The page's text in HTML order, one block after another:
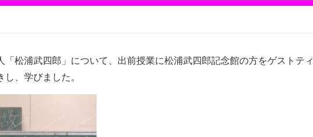
「松浦武四郎」について、出前授業に松浦武四郎記念館の方をゲストティ
、学びました。